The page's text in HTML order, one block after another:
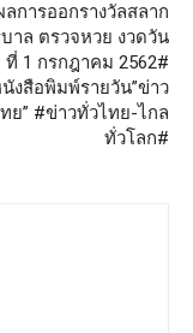
การออกรางวัลสลาก
าล ตรวจหวย งวดวัน
ที่ 1 กรกฎาคม 2562#
งสือพิมพ์รายวัน”ข่าว
ย” #ข่าวทั่วไทย-ไกล
ทั่วโลก#